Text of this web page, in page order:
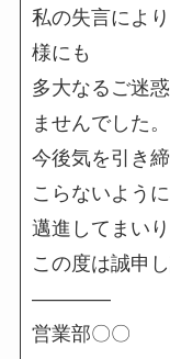
私の失言によ
様にも
多大なるご迷
ませんでした。
今後気を引き
こらないように
邁進してまいり
この度は誠申
――――
営業部〇〇